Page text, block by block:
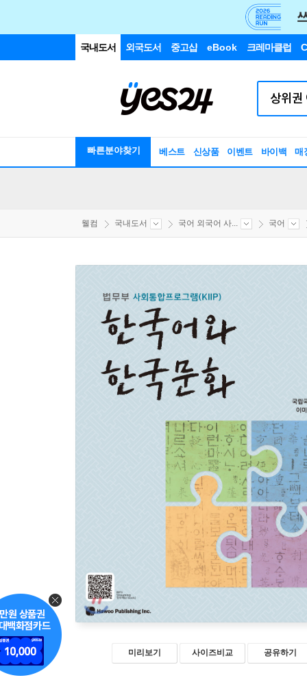
국내도서 외국도서 중고샵 eBook 크레마클럽
빠른분야찾기 베스트 신상품 이벤트 바이백 매
웰컴 국내도서 국어 외국어 사... 국어
미리보기 사이즈비교 공유하기